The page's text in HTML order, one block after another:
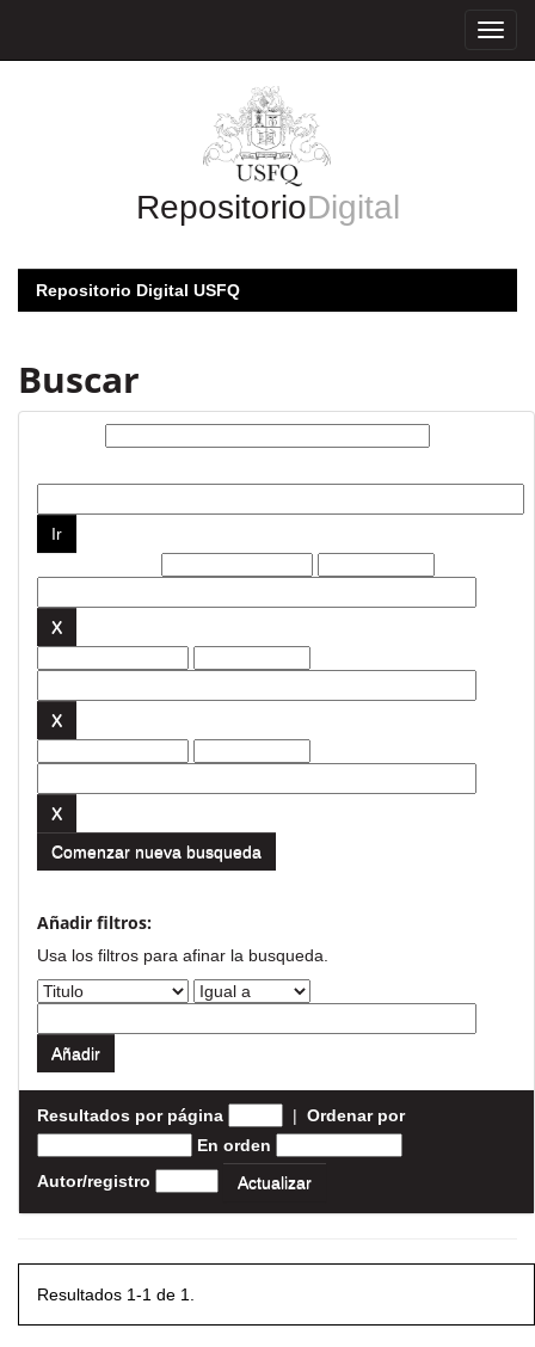
RepositorioDigital
Repositorio Digital USFQ
Buscar
Comenzar nueva busqueda
Añadir filtros:
Usa los filtros para afinar la busqueda.
Resultados por página | Ordenar por
En orden
Autor/registro
Resultados 1-1 de 1.